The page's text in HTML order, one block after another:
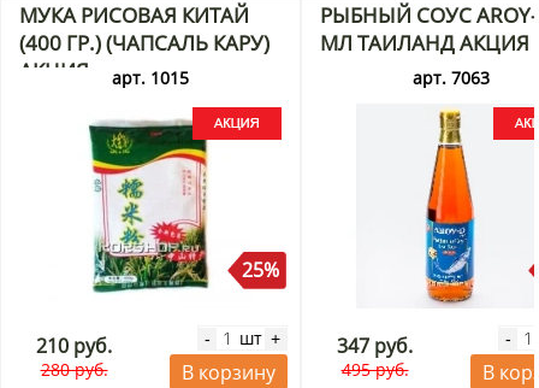
МУКА РИСОВАЯ КИТАЙ
(400 ГР.) (ЧАПСАЛЬ КАРУ)
АКЦИЯ
арт. 1015
25%
210 руб.
280 руб.
- шт +
В корзину
РЫБНЫЙ СОУС AROY-
МЛ ТАИЛАНД АКЦИЯ
арт. 7063
347 руб.
495 руб.
-
В